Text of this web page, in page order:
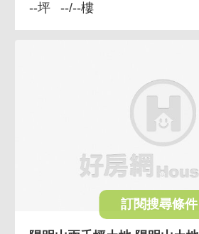
--坪 --/--樓
訂閱搜尋條件